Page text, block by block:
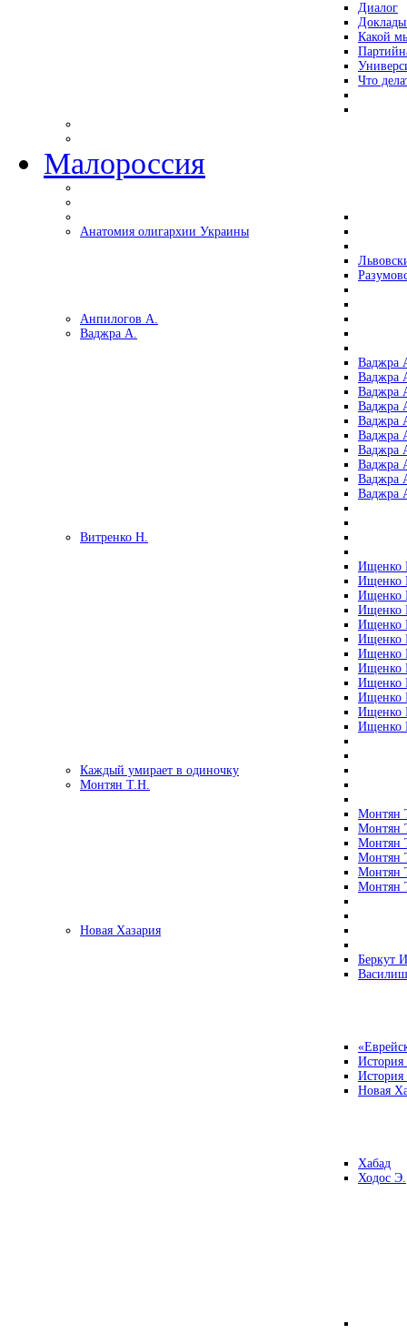
Диалог
Какой
Что
Малороссия
Анатомия олигархии Украины
Анпилогов А.
Ваджра А.
Ваджра
Ваджра
Ваджра
Ваджра
Ваджра
Ваджра
Ваджра
Ваджра
Ваджра
Ваджра
Витренко Н.
Ищенко
Ищенко
Ищенко
Ищенко
Ищенко
Ищенко
Ищенко
Ищенко
Ищенко
Ищенко
Ищенко
Ищенко
Каждый умирает в одиночку
Монтян Т.Н.
Монтян
Монтян
Монтян
Монтян
Монтян
Монтян
Новая Хазария
Беркут
Новая
Хабад
Ходос Э.